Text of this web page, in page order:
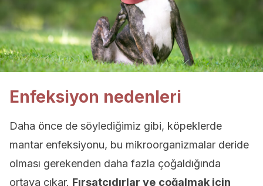
Enfeksiyon nedenleri
Daha önce de söylediğimiz gibi, köpeklerde
mantar enfeksiyonu, bu mikroorganizmalar deride
olması gerekenden daha fazla çoğaldığında
ortaya çıkar. Fırsatçıdırlar ve çoğalmak için